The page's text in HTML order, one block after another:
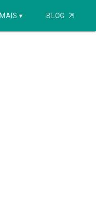
MAIS ▾ BLOG ⇱